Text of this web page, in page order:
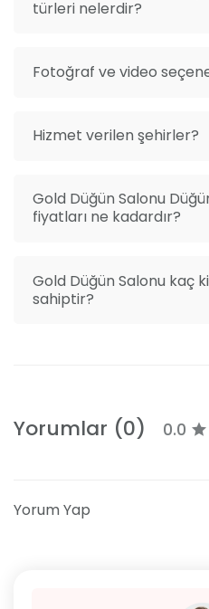
türleri nelerdir?
Fotoğraf ve video
Hizmet verilen şehirler?
Gold Düğün Salonu
fiyatları ne kadardır?
Gold Düğün Salonu kaç
sahiptir?
Yorumlar (0) 0.0
Yorum Yap